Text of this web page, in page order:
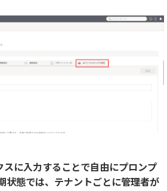
に入力することで自由にプロンプ
状態では、テナントごとに管理者が